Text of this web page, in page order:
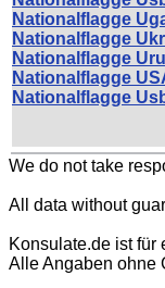
Nationalflagge
Nationalflagge
Nationalflagge
Nationalflagge
Nationalflagge
We do not take
All data without
Konsulate.de ist für
Alle Angaben ohne